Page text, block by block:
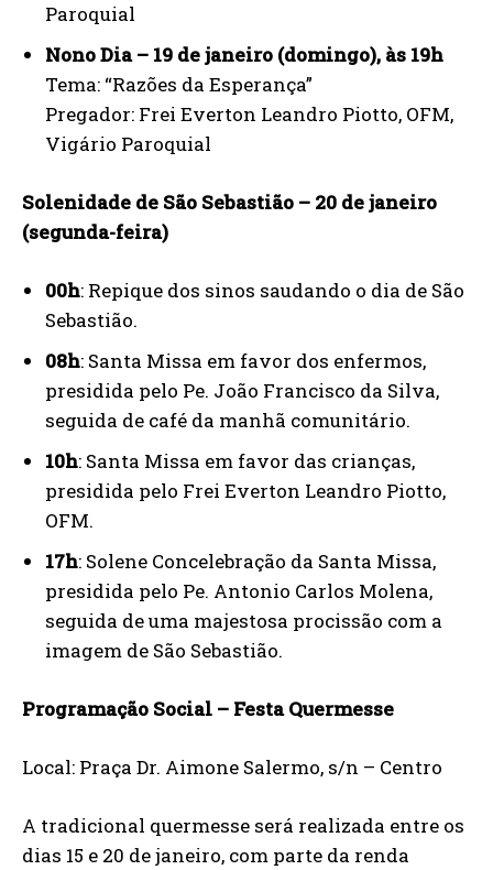
Paroquial
Nono Dia – 19 de janeiro (domingo), às 19h
Tema: “Razões da Esperança”
Pregador: Frei Everton Leandro Piotto, OFM,
Vigário Paroquial
Solenidade de São Sebastião – 20 de janeiro
(segunda-feira)
00h: Repique dos sinos saudando o dia de São
Sebastião.
08h: Santa Missa em favor dos enfermos,
presidida pelo Pe. João Francisco da Silva,
seguida de café da manhã comunitário.
10h: Santa Missa em favor das crianças,
presidida pelo Frei Everton Leandro Piotto,
OFM.
17h: Solene Concelebração da Santa Missa,
presidida pelo Pe. Antonio Carlos Molena,
seguida de uma majestosa procissão com a
imagem de São Sebastião.
Programação Social – Festa Quermesse
Local: Praça Dr. Aimone Salermo, s/n – Centro
A tradicional quermesse será realizada entre os
dias 15 e 20 de janeiro, com parte da renda